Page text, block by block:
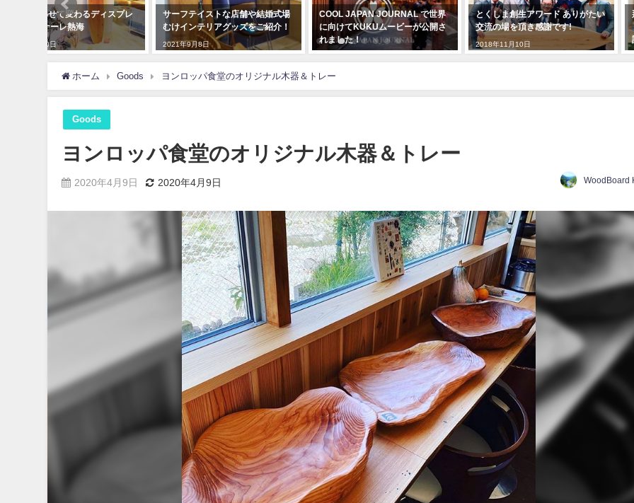
サーフテイストな店舗や結婚式場
むけインテリアグッズをご紹介！
2021年9月8日
COOL JAPAN JOURNAL で世界
に向けてKUKUムービーが公開さ
れました！
とくしま創生アワード ありがたい
交流の場を頂き感謝です!
2018年11月10日
那賀町産材・ウッドボード
Ｕがみなとモデル二酸化炭
認証制度に登録されました
ホーム Goods ヨンロッパ食堂のオリジナル木器＆トレー
Goods
ヨンロッパ食堂のオリジナル木器＆トレー
2020年4月9日 2020年4月9日 WoodBoard